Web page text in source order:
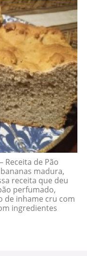
Receita de Pão
madura,
receita que deu
perfumado,
de inhame cru com
ingredientes